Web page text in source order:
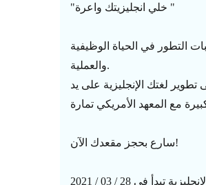
"خلي انجليزيتك واعرة "
التطور في الحياة الوظيفية
والعملية.
لغتك الإنجليزية على يد
سارع بحجز مقعدك الآن!
تبدأ في 28 / 03 / 2021